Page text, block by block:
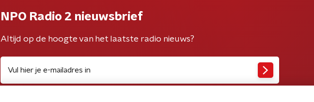
NPO Radio 2 nieuwsbrief
Altijd op de hoogte van het laatste radio nieuws?